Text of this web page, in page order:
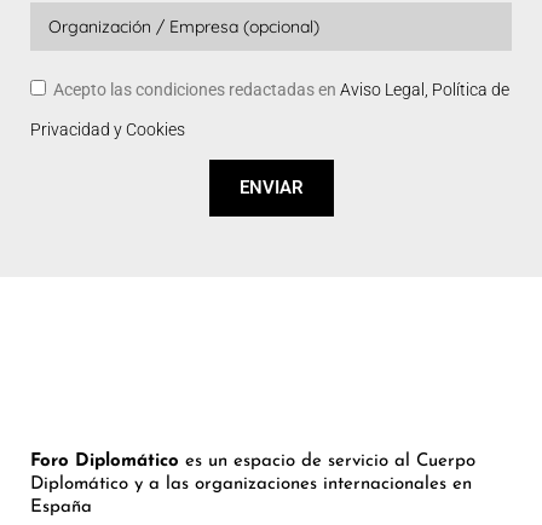
Acepto las condiciones redactadas en Aviso Legal, Política de
Privacidad y Cookies
ENVIAR
Foro Diplomático es un espacio de servicio al Cuerpo
Diplomático y a las organizaciones internacionales en
España